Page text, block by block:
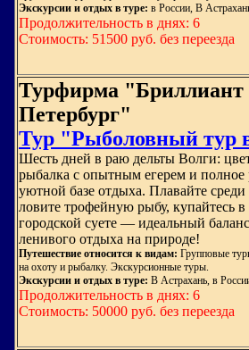
Экскурсии и отдых в туре: в России, В
Продолжительность в днях: 6
Стоимость: 51500 руб. без переезда
Турфирма "Бриллиант
Петербург"
Тур "Рыболовный тур
Шесть дней в раю дельты Волги:
рыбалка с опытным егерем и полное
уютной базе отдыха. Плавайте
ловите трофейную рыбу, купайтесь в
городской суете — идеальный
ленивого отдыха на природе!
Путешествие относится к видам: Групповые
на охоту и рыбалку. Экскурсионные туры.
Экскурсии и отдых в туре: В Астрахань, в
Продолжительность в днях: 6
Стоимость: 50000 руб. без переезда